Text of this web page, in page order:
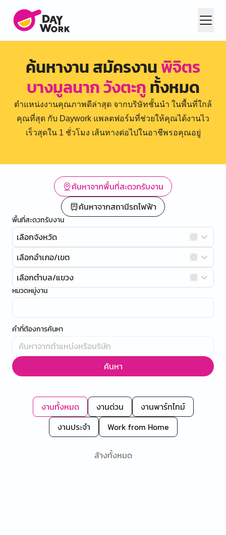
ค้นหางาน สมัครงานพิจิตร
บางมูลนาก วังตะกูทั้งหมด
ตำแหน่งงานคุณภาพดีล่าสุด จากบริษัทชั้นนำ ในพื้นที่ใกล้
คุณที่สุด กับ Daywork แพลตฟอร์มที่ช่วยให้คุณได้งานไว
เร็วสุดใน 1 ชั่วโมง เส้นทางต่อไปในอาชีพรอคุณอยู่
ค้นหาจากพื้นที่สะดวกรับงาน
ค้นหาจากสถานีรถไฟฟ้า
พื้นที่สะดวกรับงาน
เลือกจังหวัด
เลือกอำเภอ/เขต
เลือกตำบล/แขวง
หมวดหมู่งาน
คำที่ต้องการค้นหา
ค้นหา
งานทั้งหมด งานด่วน
งานพาร์ทไทม์
งานประจำ
Work from Home
ล้างทั้งหมด